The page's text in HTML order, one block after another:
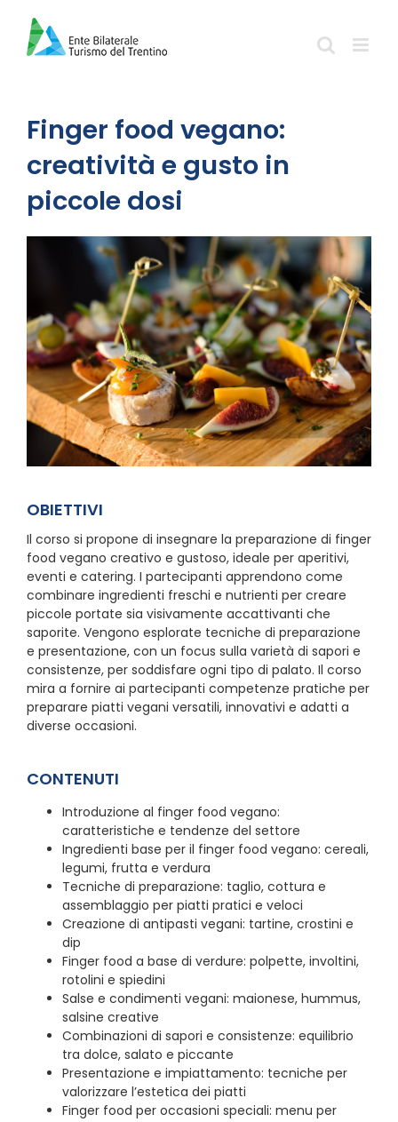
contenuto
Finger food vegano:
creatività e gusto in
piccole dosi
OBIETTIVI
Il corso si propone di insegnare la preparazione di finger
food vegano creativo e gustoso, ideale per aperitivi,
eventi e catering. I partecipanti apprendono come
combinare ingredienti freschi e nutrienti per creare
piccole portate sia visivamente accattivanti che
saporite. Vengono esplorate tecniche di preparazione
e presentazione, con un focus sulla varietà di sapori e
consistenze, per soddisfare ogni tipo di palato. Il corso
mira a fornire ai partecipanti competenze pratiche per
preparare piatti vegani versatili, innovativi e adatti a
diverse occasioni.
CONTENUTI
Introduzione al finger food vegano:
caratteristiche e tendenze del settore
Ingredienti base per il finger food vegano: cereali,
legumi, frutta e verdura
Tecniche di preparazione: taglio, cottura e
assemblaggio per piatti pratici e veloci
Creazione di antipasti vegani: tartine, crostini e
dip
Finger food a base di verdure: polpette, involtini,
rotolini e spiedini
Salse e condimenti vegani: maionese, hummus,
salsine creative
Combinazioni di sapori e consistenze: equilibrio
tra dolce, salato e piccante
Presentazione e impiattamento: tecniche per
valorizzare l’estetica dei piatti
Finger food per occasioni speciali: menu per